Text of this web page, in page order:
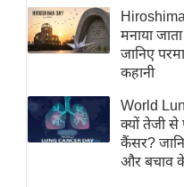
ई-पेपर
मिसाल बेमिसाल
शख्सियत
यंग इंडिया
साहित्य जगत
ऑटो वर्ल्ड
मनाया
जानिए
कहानी
World
क्यों तेजी
कैंसर?
और बचाव